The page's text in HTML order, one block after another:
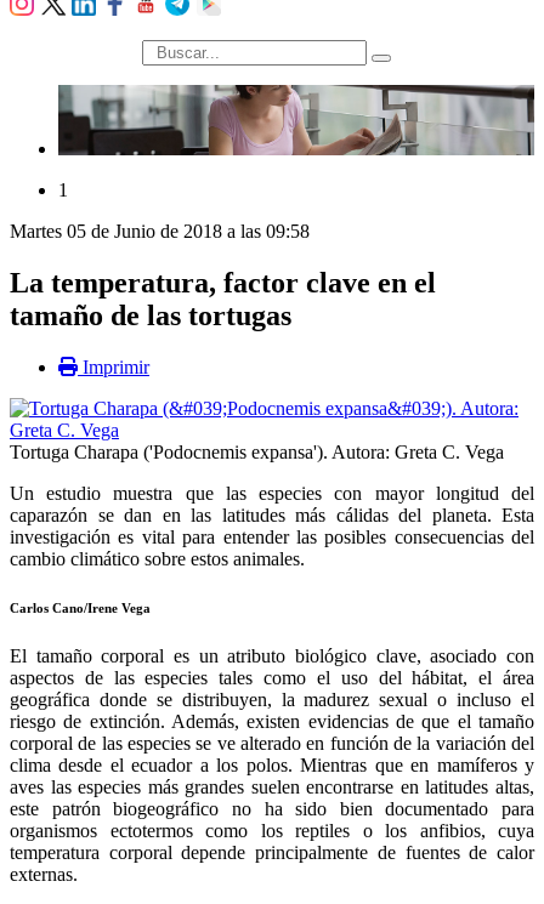
búsqueda
1
Martes 05 de Junio de 2018 a las 09:58
La temperatura, factor clave en el
tamaño de las tortugas
Imprimir
Tortuga Charapa ('Podocnemis expansa'). Autora: Greta C. Vega
Un estudio muestra que las especies con mayor longitud del
caparazón se dan en las latitudes más cálidas del planeta. Esta
investigación es vital para entender las posibles consecuencias del
cambio climático sobre estos animales.
Carlos Cano/Irene Vega
El tamaño corporal es un atributo biológico clave, asociado con
aspectos de las especies tales como el uso del hábitat, el área
geográfica donde se distribuyen, la madurez sexual o incluso el
riesgo de extinción. Además, existen evidencias de que el tamaño
corporal de las especies se ve alterado en función de la variación del
clima desde el ecuador a los polos. Mientras que en mamíferos y
aves las especies más grandes suelen encontrarse en latitudes altas,
este patrón biogeográfico no ha sido bien documentado para
organismos ectotermos como los reptiles o los anfibios, cuya
temperatura corporal depende principalmente de fuentes de calor
externas.